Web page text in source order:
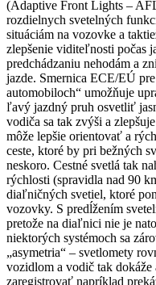
(Adaptive Front Lights –
rozdielnych svetelných
situáciám na vozovke a
zlepšenie viditeľnosti počas
predchádzaniu nehodám a
jazde. Smernica ECE/EÚ
automobiloch“ umožňuje
ľavý jazdný pruh osvetliť
vodiča sa tak zvýši a
môže lepšie orientovať a
ceste, ktoré by pri bežných
neskoro. Cestné svetlá tak
rýchlosti (spravidla nad 90
diaľničných svetiel, ktoré
vozovky. S predĺžením
pretože na diaľnici nie je
niektorých systémoch sa
„asymetria“ – svetlomety
vozidlom a vodič tak
zaregistrovať napríklad